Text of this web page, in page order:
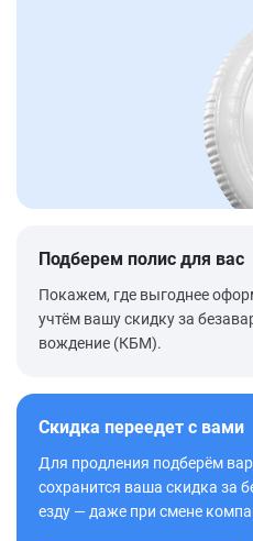
Подберем полис для вас
Покажем, где выгоднее
учтём вашу скидку за
вождение (КБМ).
Скидка переедет с вами
Для продления подберём
сохранится ваша скидка за
езду — даже при смене